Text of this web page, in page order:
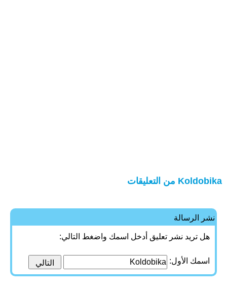
Koldobika من التعليقات
نشر الرسالة
هل تريد نشر تعليق أدخل اسمك واضغط التالي:
اسمك الأول: